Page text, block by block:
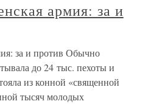
армия: за и
за и против Обычно
до 24 тыс. пехоты и
из конной «священной
тысяч молодых